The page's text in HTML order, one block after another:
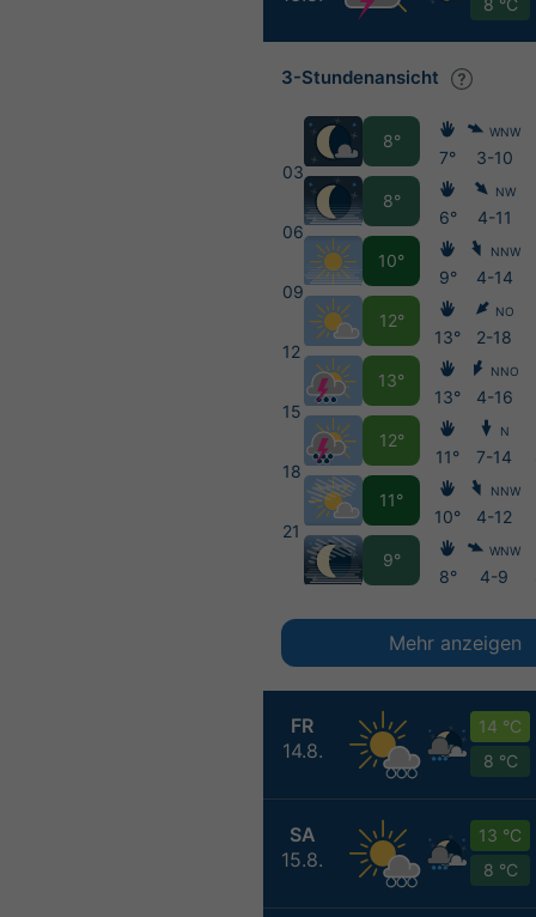
FR
14.8.
14 °C
8 °C
SA
15.8.
13 °C
8 °C
3-Stundenansicht
03
06
09
12
15
18
21
8°
8°
10°
12°
13°
12°
11°
9°
7°
6°
9°
13°
13°
11°
10°
8°
WNW
3-10
NW
4-11
NNW
4-14
NO
2-18
NNO
4-16
N
7-14
NNW
4-12
WNW
4-9
Mehr anzeigen